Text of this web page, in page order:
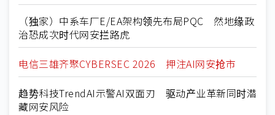
（独家）中系车厂E/EA架构领先布局PQC 然地缘政
治恐成次时代网安拦路虎
电信三雄齐聚CYBERSEC 2026 押注AI网安抢市
趋势科技TrendAI示警AI双面刃 驱动产业革新同时潜
藏网安风险